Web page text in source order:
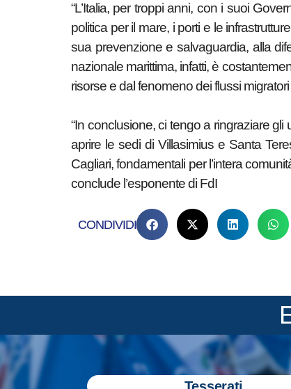
“L’Italia, per troppi anni, con i suoi
politica per il mare, i porti e le
sua prevenzione e salvaguardia, alla
nazionale marittima, infatti, è
risorse e dal fenomeno dei flussi
“In conclusione, ci tengo a ringraziare
aprire le sedi di Villasimius e Santa
Cagliari, fondamentali per l’intera
conclude l’esponente di FdI
CONDIVIDI